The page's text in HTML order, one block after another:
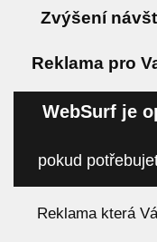
Zvýšení
Reklama pro
WebSurf je
pokud
Reklama která